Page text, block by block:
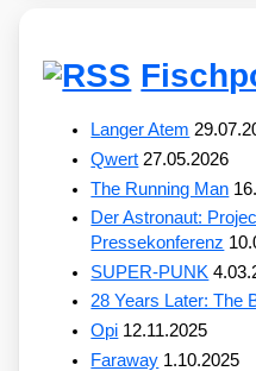
Langer Atem
Qwert 27.05.2026
The Running Man
Der Astronaut:
Pressekonferenz
SUPER-PUNK
28 Years Later: The
Opi 12.11.2025
Faraway 1.10.2025